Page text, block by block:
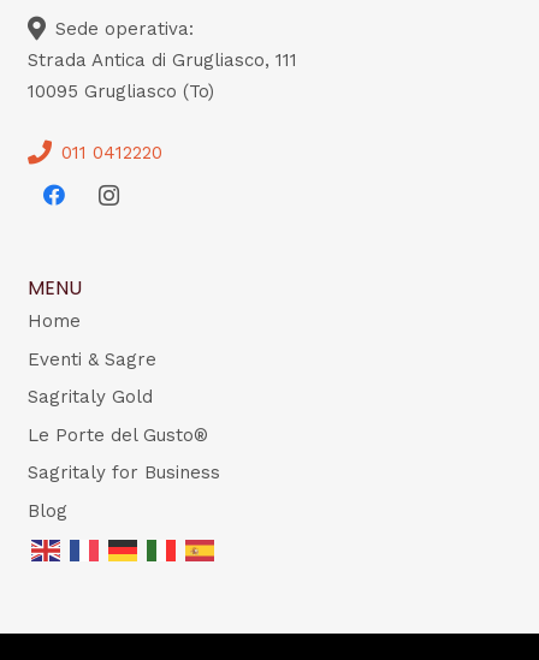
Sede operativa:
Strada Antica di Grugliasco, 111
10095 Grugliasco (To)
011 0412220
MENU
Home
Eventi & Sagre
Sagritaly Gold
Le Porte del Gusto®
Sagritaly for Business
Blog